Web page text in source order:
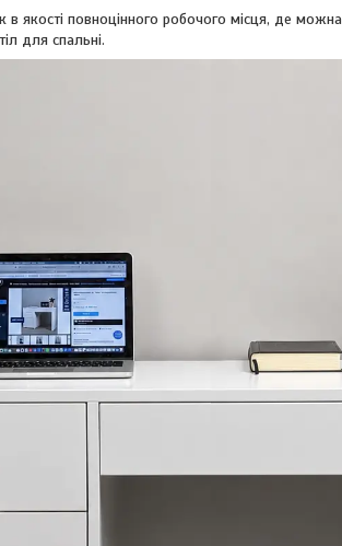
в якості повноцінного робочого місця, де
для спальні.